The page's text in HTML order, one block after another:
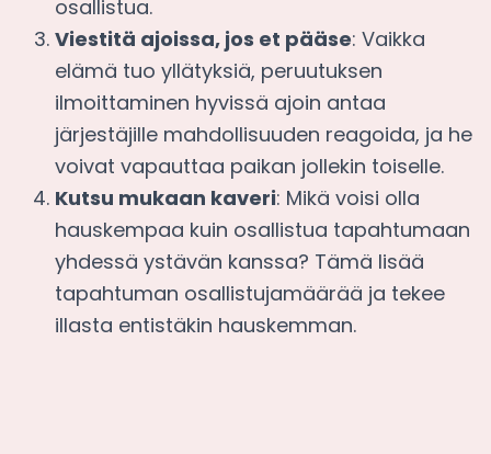
osallistua.
Viestitä ajoissa, jos et pääse: Vaikka
elämä tuo yllätyksiä, peruutuksen
ilmoittaminen hyvissä ajoin antaa
järjestäjille mahdollisuuden reagoida, ja he
voivat vapauttaa paikan jollekin toiselle.
Kutsu mukaan kaveri: Mikä voisi olla
hauskempaa kuin osallistua tapahtumaan
yhdessä ystävän kanssa? Tämä lisää
tapahtuman osallistujamäärää ja tekee
illasta entistäkin hauskemman.